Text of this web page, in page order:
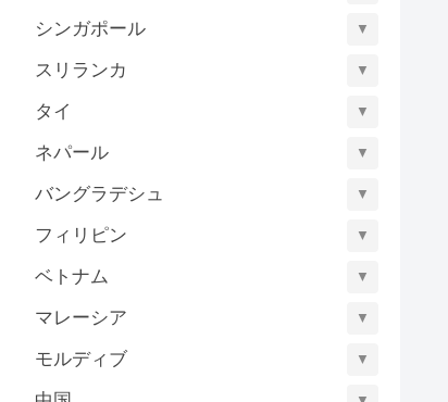
シンガポール ▼
スリランカ ▼
タイ ▼
ネパール ▼
バングラデシュ ▼
フィリピン ▼
ベトナム ▼
マレーシア ▼
モルディブ ▼